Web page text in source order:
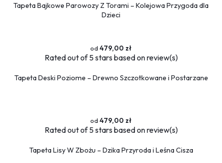
Tapeta Bajkowe Parowozy Z Torami – Kolejowa Przygoda dla
Dzieci
479,00 zł
Ratedout of 5 stars based onreview(s)
Tapeta Deski Poziome – Drewno Szczotkowane i Postarzane
479,00 zł
Ratedout of 5 stars based onreview(s)
Tapeta Lisy W Zbożu – Dzika Przyroda i Leśna Cisza